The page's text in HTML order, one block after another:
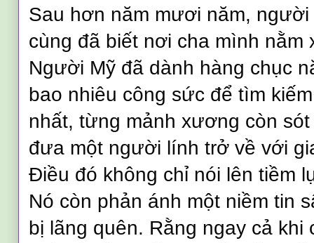
Sau hơn năm mươi năm, người
cùng đã biết nơi cha mình nằm
Người Mỹ đã dành hàng chục
bao nhiêu công sức để tìm
nhất, từng mảnh xương còn
đưa một người lính trở về với
Điều đó không chỉ nói lên tiềm
Nó còn phản ánh một niềm tin
bị lãng quên. Rằng ngay cả khi